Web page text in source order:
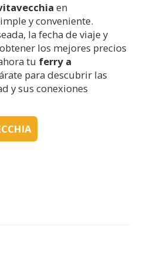
en
y conveniente.
la fecha de viaje y
los mejores precios
tu ferry a
para descubrir las
y sus conexiones